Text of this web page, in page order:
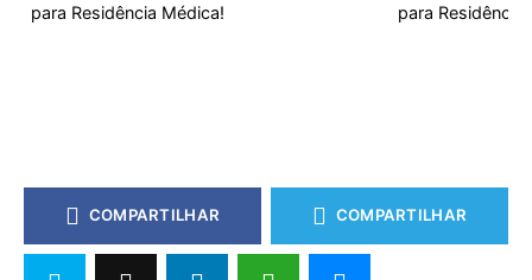
para Residência Médica!
para Residência
COMPARTILHAR COMPARTILHAR